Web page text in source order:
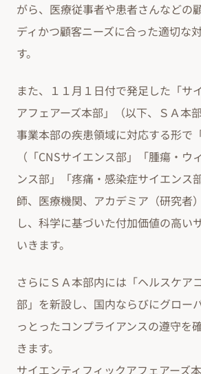
がら、医療従事者や患者さんなどの
ディかつ顧客ニーズに合った適切な
す。
また、１１月１日付で発足した「サ
アフェアーズ本部」（以下、ＳＡ本
事業本部の疾患領域に対応する形で
（「CNSサイエンス部」「腫瘍・ウ
ンス部」「疼痛・感染症サイエンス
師、医療機関、アカデミア（研究者
し、科学に基づいた付加価値の高い
いきます。
さらにＳＡ本部内には「ヘルスケア
部」を新設し、国内ならびにグロー
っとったコンプライアンスの遵守を
きます。
サイエンティフィックアフェアーズ